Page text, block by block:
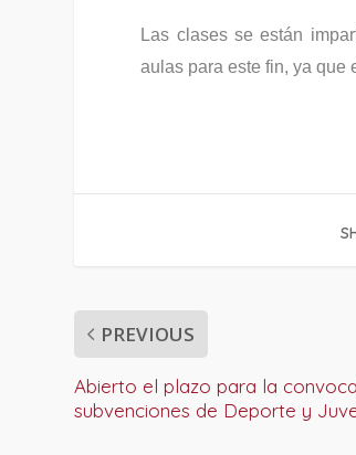
Las clases se están
aulas para este fin, ya que
PREVIOUS
Abierto el plazo para la
subvenciones de Deporte y